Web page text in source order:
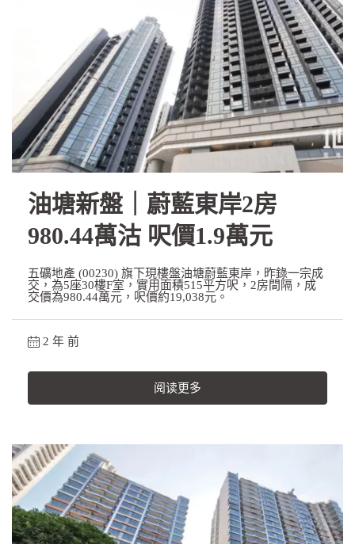
油塘新盤｜蔚藍東岸2房
980.44萬沽 呎價1.9萬元
五礦地產 (00230) 旗下現樓盤油塘蔚藍東岸，昨錄一宗成
交，為5座30樓F室，實用面積515平方呎，2房間隔，成
交價為980.44萬元，呎價約19,038元。
2 年 前
阅读更多